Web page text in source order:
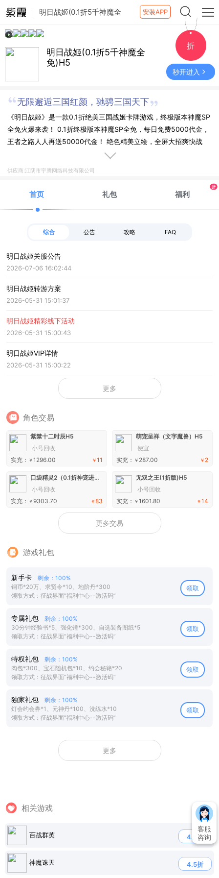
明日战姬(0.1折5千神魔全
免)H5
安装APP
明日战姬(0.1折5千神魔全
免)H5
折
秒开进入
无限邂逅三国红颜，驰骋三国天下
《明日战姬》是一款0.1折绝美三国战姬卡牌游戏，终极版本神魔SP
全免火爆来袭！ 0.1折终极版本神魔SP全免，每日免费5000代金，
王者之路人人再送50000代金！ 绝色精美立绘，全屏大招爽快战
斗、全新版本福利升级、全新体验神魔全免！ 坐拥高颜值美少女神
供应商:江阴市宇腾网络科技有限公司
首页 礼包 福利
折
综合 公告 攻略 FAQ
明日战姬关服公告
2026-07-06 16:02:44
明日战姬转游方案
2026-05-31 15:01:37
明日战姬精彩线下活动
2026-05-31 15:00:43
明日战姬VIP详情
2026-05-31 15:00:22
更多
角色交易
紫禁十二时辰H5
小号回收
￥11
实充： ￥1296.00
萌宠呈祥（文字魔兽）H5
便宜
￥ 2
实充： ￥ 287.00
口袋精灵2（0.1折神宠进化）手游
小号回收
￥83
实充： ￥9303.70
无双之王(1折版)H5
小号回收
￥14
实充： ￥1601.80
更多交易
游戏礼包
新手卡
剩余：100%
铜币*20万、求贤令*10、地阶丹*300
领取方式：征战界面“福利中心--激活码”
领取
专属礼包
剩余：100%
30分钟经验书*5、强化锤*300、自选装备图纸*5
领取方式：征战界面“福利中心--激活码”
领取
特权礼包
剩余：100%
肉包*300、宝石随机包*10、约会秘籍*20
领取方式：征战界面“福利中心--激活码”
领取
独家礼包
剩余：100%
灯会约会券*1、元神丹*100、洗练水*10
领取方式：征战界面“福利中心--激活码”
领取
更多
相关游戏
百战群英 4.7折
神魔诛天 4.5折
客服
咨询